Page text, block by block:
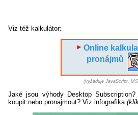
Viz též kalkulátor:
Online
pronájmů
(vyžaduje JavaScript,
Jaké jsou výhody Desktop
koupit nebo pronajmout? Viz infografika